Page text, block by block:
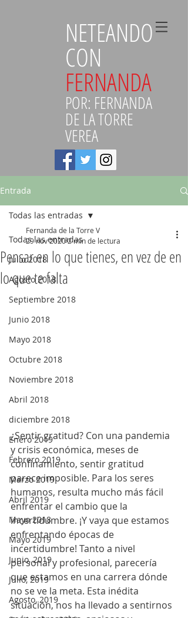
NETEANDO
CON
FERNANDA
POR: FERNANDA
DE LA TORRE
VEREA
Entrada
Todas las entradas
Julio 2018
Agosto 2018
Septiembre 2018
Junio 2018
Mayo 2018
Octubre 2018
Noviembre 2018
Abril 2018
diciembre 2018
Enero 2019
Febrero 2019
Marzo 2019
Abril 2019
Mayo 2018
Mayo 2019
Junio, 2019
Julio, 2019
Agosto, 2019
Todas las entradas
Pensar en lo que tienes, en vez de en
lo que te falta
Fernanda de la Torre V
29 nov 20202 min de lectura
¿Sentir gratitud? Con una pandemia
y crisis económica, meses de
confinamiento, sentir gratitud
parece imposible. Para los seres
humanos, resulta mucho más fácil
enfrentar el cambio que la
incertidumbre. ¡Y vaya que estamos
enfrentando épocas de
incertidumbre! Tanto a nivel
personal y profesional, parecería
que estamos en una carrera dónde
no se ve la meta. Esta inédita
situación, nos ha llevado a sentirnos